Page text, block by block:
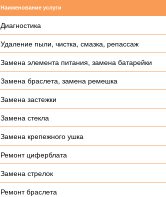
Наименование услуги
Диагностика
Удаление пыли, чистка, смазка, репассаж
Замена элемента питания, замена батарейки
Замена браслета, замена ремешка
Замена застежки
Замена стекла
Замена крепежного ушка
Ремонт циферблата
Замена стрелок
Ремонт браслета